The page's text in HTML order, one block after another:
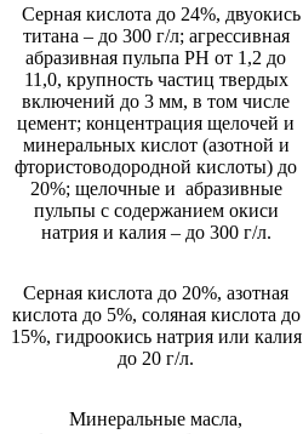
Серная кислота до 24%, двуокись
титана – до 300 г/л; агрессивная
абразивная пульпа РН от 1,2 до
11,0, крупность частиц твердых
включений до 3 мм, в том числе
цемент; концентрация щелочей и
минеральных кислот (азотной и
фтористоводородной кислоты) до
20%; щелочные и абразивные
пульпы с содержанием окиси
натрия и калия – до 300 г/л.
Серная кислота до 20%, азотная
кислота до 5%, соляная кислота до
15%, гидроокись натрия или калия
до 20 г/л.
Минеральные масла,